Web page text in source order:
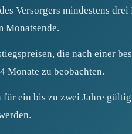
Versorgers mindestens
Monatsende.
die nach einer
Monate zu beobachten.
ein bis zu zwei Jahre